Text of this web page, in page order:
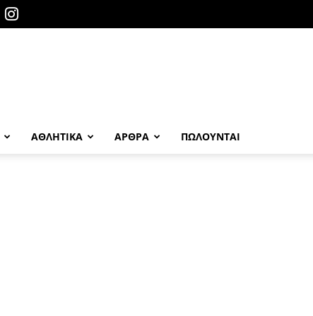
ΑΘΛΗΤΙΚΑ ΑΡΘΡΑ ΠΩΛΟΎΝΤΑΙ